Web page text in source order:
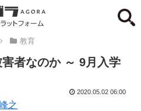
教育
者なのか ～ 9月入学
之
2020.05.02 06:00